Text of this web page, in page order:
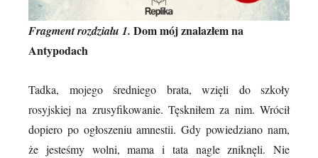
Fragment rozdziału 1. Dom mój znalazłem na
Antypodach
Tadka, mojego średniego brata, wzięli do szkoły
rosyjskiej na zrusyfikowanie. Tęskniłem za nim. Wrócił
dopiero po ogłoszeniu amnestii. Gdy powiedziano nam,
że jesteśmy wolni, mama i tata nagle zniknęli. Nie